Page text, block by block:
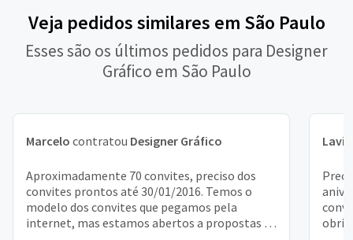
Veja pedidos similares em São Paulo
Esses são os últimos pedidos para Designer
Gráfico em São Paulo
Marcelo contratou Designer Gráfico
Aproximadamente 70 convites, preciso dos
convites prontos até 30/01/2016. Temos o
modelo dos convites que pegamos pela
internet, mas estamos abertos a propostas se